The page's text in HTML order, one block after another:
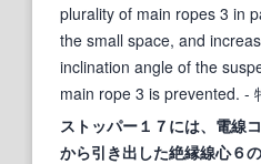
plurality of main ropes 3 in
the small space, and
inclination angle of the
main rope 3 is prevented. -
ストッパー１７には、電線
から引き出した絶縁線心６の